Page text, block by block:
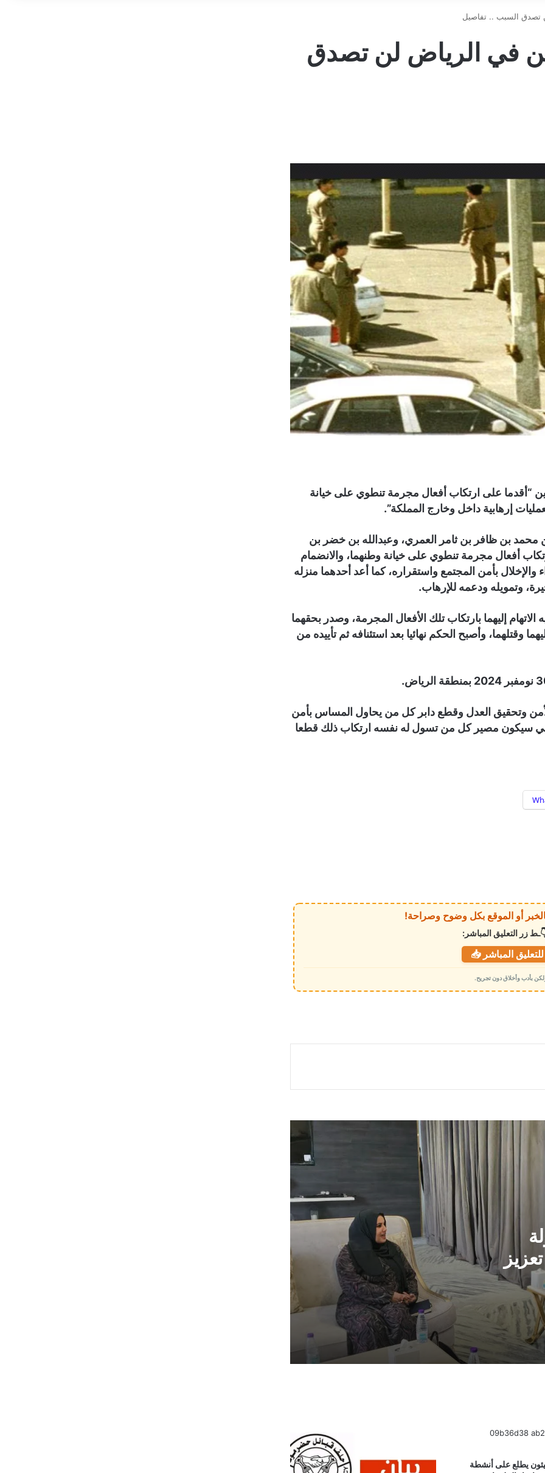
تصدق السبب .. تفاصيل
في الرياض لن تصدق
“أقدما على ارتكاب أفعال مجرمة تنطوي على خيانة
إرهابية داخل وخارج المملكة”.
محمد بن ظافر بن ثامر العمري، وعبدالله بن خضر بن
أفعال مجرمة تنطوي على خيانة وطنهما، والانضمام
والإخلال بأمن المجتمع واستقراره، كما أعد أحدهما منزله
وتمويله ودعمه للإرهاب.
الاتهام إليهما بارتكاب تلك الأفعال المجرمة، وصدر بحقهما
وأصبح الحكم نهائيا بعد استئنافه ثم تأييده من
وتحقيق العدل وقطع دابر كل من يحاول المساس بأمن
سيكون مصير كل من تسول له نفسه ارتكاب ذلك قطعا
زر التعليق المباشر:
المباشر 📥
بأدب وأخلاق دون تجريح.
وبناء
مصادر أكاديمية تكشف الدافع الحقيقي
والخارج
تعيينات رئاسية جديدة تشمل المسؤولين
الإداريين لمجلس القيادة الأعلى للقوات
المسلحة
قرار جمهوري بتعيين أركان حرب جديد
للقوات الجوية والدفاع الجوي
الرئيس العليمي يجري تعيينات جديدة في
قيادة القوات الجوية والدفاع الجوي
قرار رئاسي جديد .. العليمي يعين قيادات
جديدة في جهاز أمن الدولة
بشرى سارة لموظفي الدولة .. الخدمة
يطلع على أنشطة